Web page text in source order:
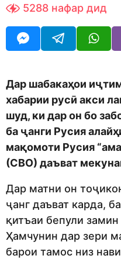
S
h
d
n
e
o
5288 нафар дид
Дар шабакаҳои
хабарии русӣ акси
шуд, ки дар он бо
ба ҷанги Русия
мақомоти Русия
(СВО) даъват
Дар матни он
ҷанг даъват карда,
қитъаи бепули
Ҳамчунин дар зери
барои тамос низ